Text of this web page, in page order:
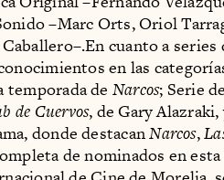
–Marc Orts, Oriol
cuanto a series
en las
temporada de Narcos; Serie de
de Cuervos, de Gary
donde destacanNarcos,
de nominados en